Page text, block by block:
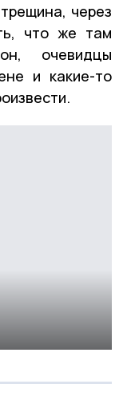
через
что же там
очевидцы
и какие-то